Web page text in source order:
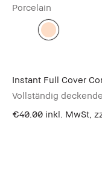
Porcelain
Instant Full Cover
Vollständig
€40.00 inkl. MwSt,